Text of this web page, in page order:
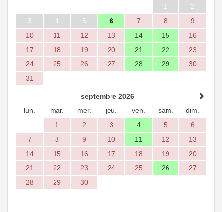
1
2
3
4 5 6 7 8
9
10
11 12 13 14 15
16
17
18 19 20 21 22
23
24
25 26 27 28 29
30
31
septembre 2026
lun.
mar. mer. jeu. ven. sam.
dim.
1
2 3 4 5
6
7
8 9 10 11 12
13
14
15 16 17 18 19
20
21
22 23 24 25 26
27
28
29 30